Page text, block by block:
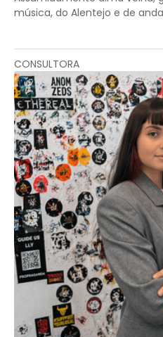
música, do Alentejo e de
CONSULTORA